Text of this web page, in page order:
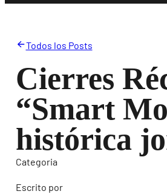
Todos los Posts
Cierres
“Smart
histórica
Categoria
Escrito por